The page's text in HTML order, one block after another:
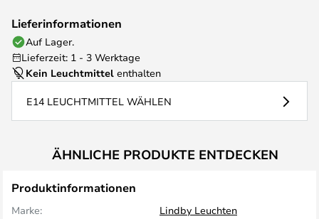
Lieferinformationen
Auf Lager.
Lieferzeit: 1 - 3 Werktage
Kein Leuchtmittel enthalten
E14 LEUCHTMITTEL WÄHLEN
ÄHNLICHE PRODUKTE ENTDECKEN
Produktinformationen
Marke:
Lindby Leuchten